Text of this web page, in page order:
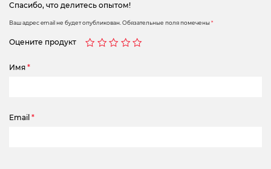
Спасибо, что делитесь опытом!
Ваш адрес email не будет опубликован. Обязательные поля помечены*
Оцените продукт
Имя *
Email *